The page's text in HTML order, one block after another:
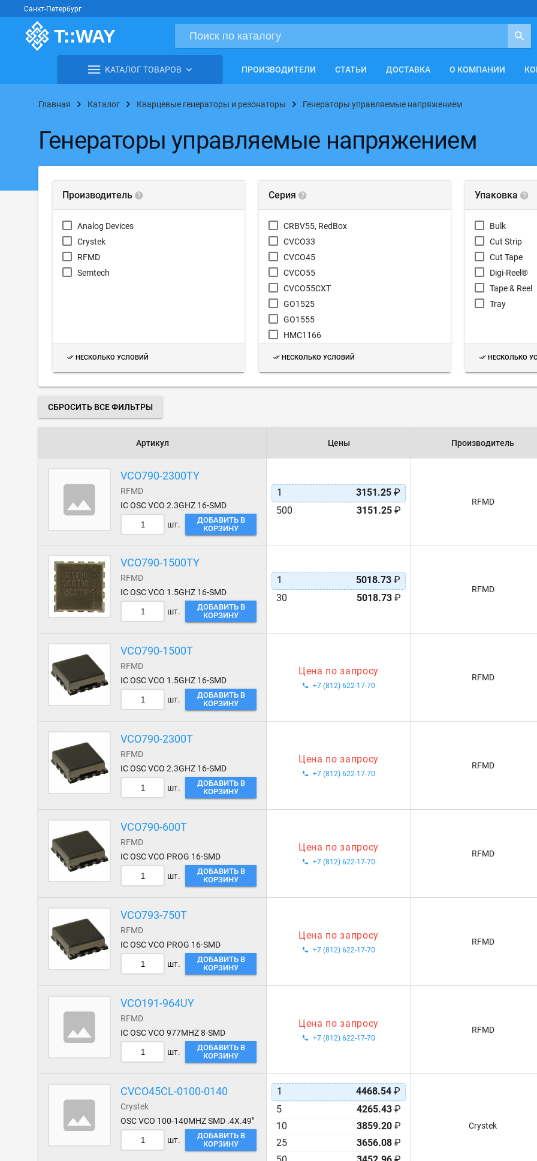
Санкт-Петербург
КАТАЛОГ ТОВАРОВ ПРОИЗВОДИТЕЛИ СТАТЬИ ДОСТАВКА О КОМПАНИИ
Главная Каталог Кварцевые генераторы и резонаторы Генераторы управляемые напряжением
Генераторы управляемые напряжением
Производитель
Analog Devices
Crystek
RFMD
Semtech
НЕСКОЛЬКО УСЛОВИЙ
Серия
CRBV55, RedBox
CVCO33
CVCO45
CVCO55
CVCO55CXT
GO1525
GO1555
HMC1166
НЕСКОЛЬКО УСЛОВИЙ
Упаковка
Bulk
Cut Strip
Cut Tape
Digi-Reel®
Tape & Reel
Tray
НЕСКОЛЬКО
СБРОСИТЬ ВСЕ ФИЛЬТРЫ
Артикул Цены Производитель
VCO790-2300TY
RFMD
IC OSC VCO 2.3GHZ 16-SMD
шт.
ДОБАВИТЬ В
КОРЗИНУ
VCO790-1500TY
RFMD
IC OSC VCO 1.5GHZ 16-SMD
шт.
ДОБАВИТЬ В
КОРЗИНУ
VCO790-1500T
RFMD
IC OSC VCO 1.5GHZ 16-SMD
шт.
ДОБАВИТЬ В
КОРЗИНУ
VCO790-2300T
RFMD
IC OSC VCO 2.3GHZ 16-SMD
шт.
ДОБАВИТЬ В
КОРЗИНУ
VCO790-600T
RFMD
IC OSC VCO PROG 16-SMD
шт.
ДОБАВИТЬ В
КОРЗИНУ
VCO793-750T
RFMD
IC OSC VCO PROG 16-SMD
шт.
ДОБАВИТЬ В
КОРЗИНУ
VCO191-964UY
RFMD
IC OSC VCO 977MHZ 8-SMD
шт.
ДОБАВИТЬ В
КОРЗИНУ
CVCO45CL-0100-0140
Crystek
OSC VCO 100-140MHZ SMD .4X.49"
шт.
ДОБАВИТЬ В
КОРЗИНУ
1 3151.25 ₽
500
3151.25 ₽
RFMD
1 5018.73 ₽
30
5018.73 ₽
RFMD
Цена по запросу
+7 (812) 622-17-70
RFMD
Цена по запросу
+7 (812) 622-17-70
RFMD
Цена по запросу
+7 (812) 622-17-70
RFMD
Цена по запросу
+7 (812) 622-17-70
RFMD
Цена по запросу
+7 (812) 622-17-70
RFMD
1 4468.54 ₽
5
4265.43 ₽
10
3859.20 ₽
25
3656.08 ₽
Crystek